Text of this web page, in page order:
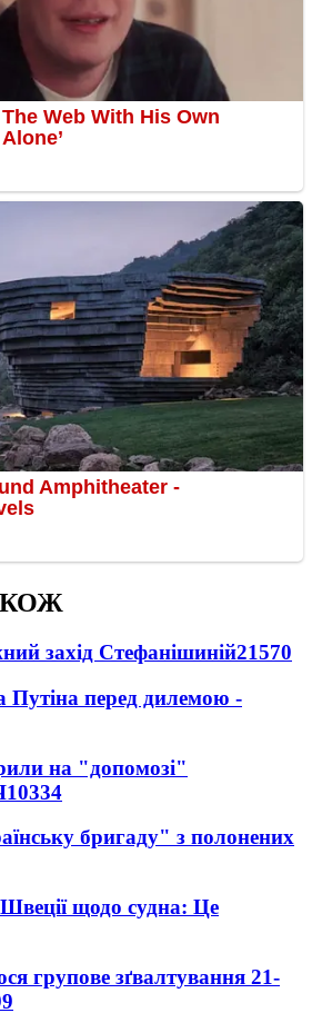
захід Стефанішиній21570
Путіна перед дилемою -
на "допомозі"
10334
бригаду" з полонених
щодо судна: Це
групове зґвалтування 21-